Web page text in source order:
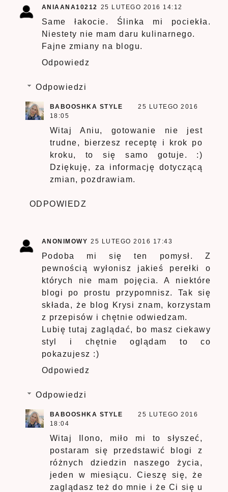
ANIAANA10212 25 LUTEGO 2016 14:12
Same łakocie. Ślinka mi pociekła.
Niestety nie mam daru kulinarnego.
Fajne zmiany na blogu.
Odpowiedz
Odpowiedzi
BABOOSHKA STYLE
25 LUTEGO 2016
18:05
Witaj Aniu, gotowanie nie jest
trudne, bierzesz receptę i krok po
kroku, to się samo gotuje. :)
Dziękuję, za informację dotyczącą
zmian, pozdrawiam.
ODPOWIEDZ
ANONIMOWY 25 LUTEGO 2016 17:43
Podoba mi się ten pomysł. Z
pewnością wyłonisz jakieś perełki o
których nie mam pojęcia. A niektóre
blogi po prostu przypomnisz. Tak się
składa, że blog Krysi znam, korzystam
z przepisów i chętnie odwiedzam.
Lubię tutaj zaglądać, bo masz ciekawy
styl i chętnie oglądam to co
pokazujesz :)
Odpowiedz
Odpowiedzi
BABOOSHKA STYLE
25 LUTEGO 2016
18:04
Witaj Ilono, miło mi to słyszeć,
postaram się przedstawić blogi z
różnych dziedzin naszego życia,
jeden w miesiącu. Cieszę się, że
zaglądasz też do mnie i że Ci się u